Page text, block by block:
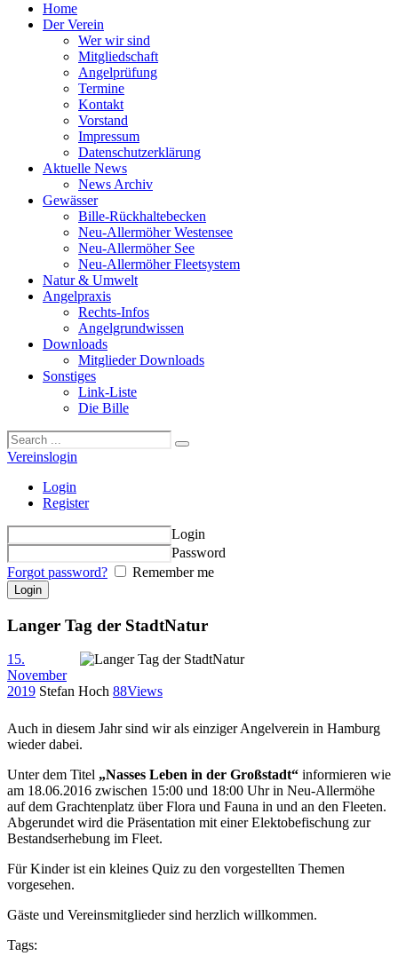
Home
Der Verein
Wer wir sind
Mitgliedschaft
Angelprüfung
Termine
Kontakt
Vorstand
Impressum
Datenschutzerklärung
Aktuelle News
News Archiv
Gewässer
Bille-Rückhaltebecken
Neu-Allermöher Westensee
Neu-Allermöher See
Neu-Allermöher Fleetsystem
Natur & Umwelt
Angelpraxis
Rechts-Infos
Angelgrundwissen
Downloads
Mitglieder Downloads
Sonstiges
Link-Liste
Die Bille
Vereinslogin
Login
Register
Login
Password
Forgot password?
Remember me
Langer Tag der StadtNatur
15.
November
2019 Stefan Hoch 88Views
Auch in diesem Jahr sind wir als einziger Angelverein in Hamburg
wieder dabei.
Unter dem Titel „Nasses Leben in der Großstadt“ informieren wie
am 18.06.2016 zwischen 15:00 und 18:00 Uhr in Neu-Allermöhe
auf dem Grachtenplatz über Flora und Fauna in und an den Fleeten.
Abgerundet wird die Präsentation mit einer Elektobefischung zur
Bestandserhebung im Fleet.
Für Kinder ist ein kleines Quiz zu den vorgestellten Themen
vorgesehen.
Gäste und Vereinsmitglieder sind herzlich willkommen.
Tags: